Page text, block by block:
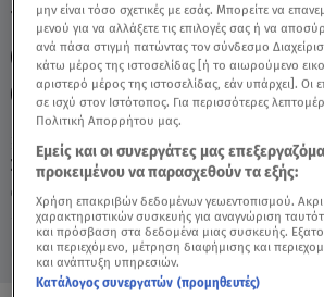
Σάββατο 8 Αυγούστου 2026
23.03.24, 15:00 ΖΩΔΙΑ
TAGS: ΣΚΟΡΠΙΟΣ ΖΩΔΙΑ ΖΩΔΙΑ
ΑΣΗ ΜΠΗΛΙΟΥ
ΑΣΤΡΟΛΟΓΙΚΕΣ
STARS SYSTEM
STARS SYSTEM 23/3/24
μην είναι τόσο σχετικές με εσάς. Μπορείτε να
μενού για να αλλάξετε τις επιλογές σας ή να
ανά πάσα στιγμή πατώντας τον σύνδεσμο
κάτω μέρος της ιστοσελίδας [ή το αιωρούμενο
αριστερό μέρος της ιστοσελίδας, εάν υπάρχει]. Οι
σε ισχύ στον Ιστότοπος. Για περισσότερες
Πολιτική Απορρήτου μας.
Εμείς και οι συνεργάτες μας
προκειμένου να παρασχεθούν τα εξής:
Χρήση επακριβών δεδομένων γεωεντοπισμού.
χαρακτηριστικών συσκευής για αναγνώριση
και πρόσβαση στα δεδομένα μιας συσκευής.
και περιεχόμενο, μέτρηση διαφήμισης και
και ανάπτυξη υπηρεσιών.
Κατάλογος συνεργατών (προμηθευτές)